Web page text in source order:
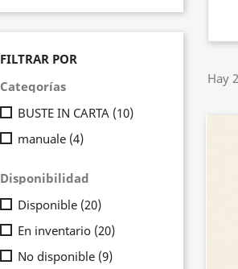
FILTRAR POR
Categorías
BUSTE IN CARTA (10)
manuale (4)
Disponibilidad
Disponible (20)
En inventario (20)
No disponible (9)
Hay